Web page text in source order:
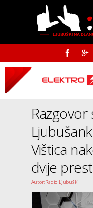
Vištica
dvije
Autor: Radio Ljubuški